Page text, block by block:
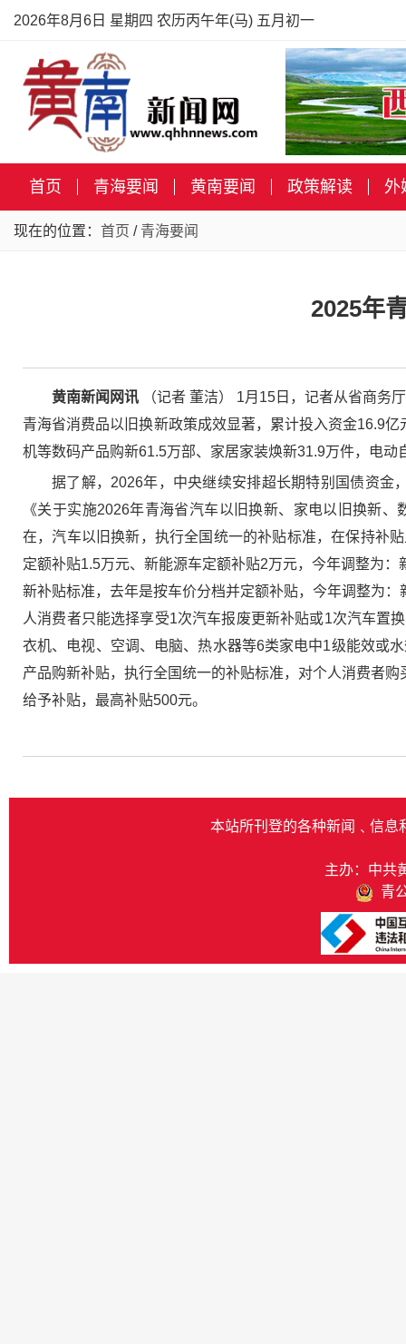
2026年8月6日 星期四 农历丙午年(马) 五月初一
首页 青海要闻 黄南要闻 政策解读 外
现在的位置： 首页 / 青海要闻
2025年
黄南新闻网讯 （记者 董洁） 1月15日，记者从省商务
青海省消费品以旧换新政策成效显著，累计投入资金16.9
机等数码产品购新61.5万部、家居家装焕新31.9万件，电
据了解，2026年，中央继续安排超长期特别国债资金
《关于实施2026年青海省汽车以旧换新、家电以旧换新
在，汽车以旧换新，执行全国统一的补贴标准，在保持补
定额补贴1.5万元、新能源车定额补贴2万元，今年调整为
新补贴标准，去年是按车价分档并定额补贴，今年调整为
人消费者只能选择享受1次汽车报废更新补贴或1次汽车置
衣机、电视、空调、电脑、热水器等6类家电中1级能效或
产品购新补贴，执行全国统一的补贴标准，对个人消费者
给予补贴，最高补贴500元。
本站所刊登的各种新闻﹑信息
主办：中共
青